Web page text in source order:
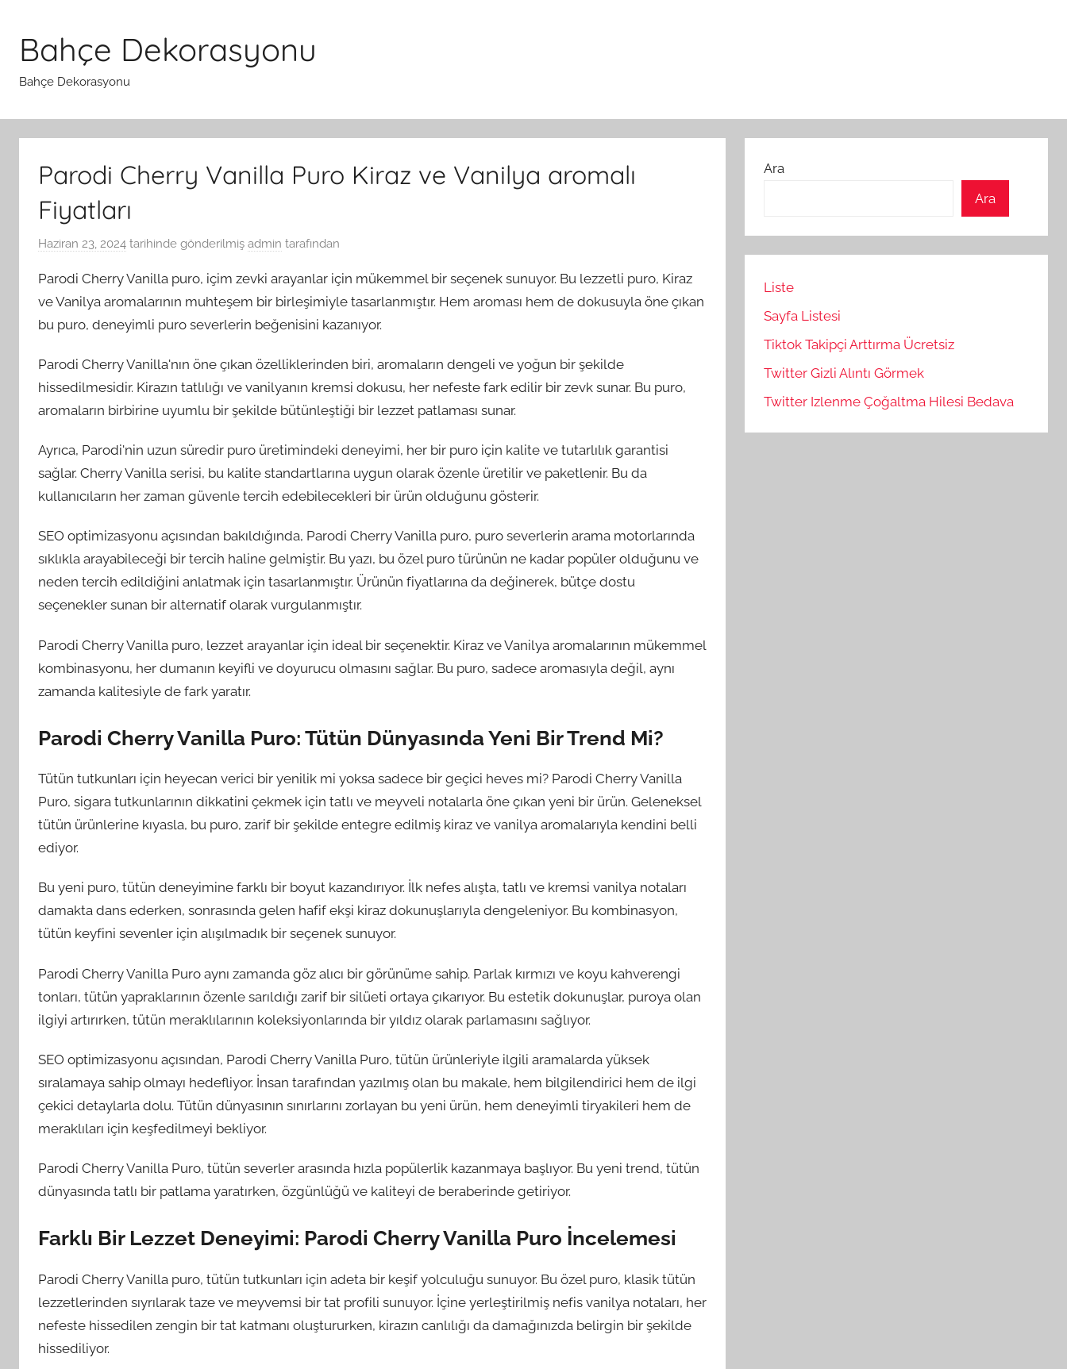
Bahçe Dekorasyonu
Bahçe Dekorasyonu
Parodi Cherry Vanilla Puro Kiraz ve Vanilya aromalı
Fiyatları
Haziran 23, 2024 tarihinde gönderilmiş admin tarafından
Parodi Cherry Vanilla puro, içim zevki arayanlar için mükemmel bir seçenek sunuyor. Bu lezzetli puro, Kiraz
ve Vanilya aromalarının muhteşem bir birleşimiyle tasarlanmıştır. Hem aroması hem de dokusuyla öne çıkan
bu puro, deneyimli puro severlerin beğenisini kazanıyor.
Parodi Cherry Vanilla'nın öne çıkan özelliklerinden biri, aromaların dengeli ve yoğun bir şekilde
hissedilmesidir. Kirazın tatlılığı ve vanilyanın kremsi dokusu, her nefeste fark edilir bir zevk sunar. Bu puro,
aromaların birbirine uyumlu bir şekilde bütünleştiği bir lezzet patlaması sunar.
Ayrıca, Parodi'nin uzun süredir puro üretimindeki deneyimi, her bir puro için kalite ve tutarlılık garantisi
sağlar. Cherry Vanilla serisi, bu kalite standartlarına uygun olarak özenle üretilir ve paketlenir. Bu da
kullanıcıların her zaman güvenle tercih edebilecekleri bir ürün olduğunu gösterir.
SEO optimizasyonu açısından bakıldığında, Parodi Cherry Vanilla puro, puro severlerin arama motorlarında
sıklıkla arayabileceği bir tercih haline gelmiştir. Bu yazı, bu özel puro türünün ne kadar popüler olduğunu ve
neden tercih edildiğini anlatmak için tasarlanmıştır. Ürünün fiyatlarına da değinerek, bütçe dostu
seçenekler sunan bir alternatif olarak vurgulanmıştır.
Parodi Cherry Vanilla puro, lezzet arayanlar için ideal bir seçenektir. Kiraz ve Vanilya aromalarının mükemmel
kombinasyonu, her dumanın keyifli ve doyurucu olmasını sağlar. Bu puro, sadece aromasıyla değil, aynı
zamanda kalitesiyle de fark yaratır.
Parodi Cherry Vanilla Puro: Tütün Dünyasında Yeni Bir Trend Mi?
Tütün tutkunları için heyecan verici bir yenilik mi yoksa sadece bir geçici heves mi? Parodi Cherry Vanilla
Puro, sigara tutkunlarının dikkatini çekmek için tatlı ve meyveli notalarla öne çıkan yeni bir ürün. Geleneksel
tütün ürünlerine kıyasla, bu puro, zarif bir şekilde entegre edilmiş kiraz ve vanilya aromalarıyla kendini belli
ediyor.
Bu yeni puro, tütün deneyimine farklı bir boyut kazandırıyor. İlk nefes alışta, tatlı ve kremsi vanilya notaları
damakta dans ederken, sonrasında gelen hafif ekşi kiraz dokunuşlarıyla dengeleniyor. Bu kombinasyon,
tütün keyfini sevenler için alışılmadık bir seçenek sunuyor.
Parodi Cherry Vanilla Puro aynı zamanda göz alıcı bir görünüme sahip. Parlak kırmızı ve koyu kahverengi
tonları, tütün yapraklarının özenle sarıldığı zarif bir silüeti ortaya çıkarıyor. Bu estetik dokunuşlar, puroya olan
ilgiyi artırırken, tütün meraklılarının koleksiyonlarında bir yıldız olarak parlamasını sağlıyor.
SEO optimizasyonu açısından, Parodi Cherry Vanilla Puro, tütün ürünleriyle ilgili aramalarda yüksek
sıralamaya sahip olmayı hedefliyor. İnsan tarafından yazılmış olan bu makale, hem bilgilendirici hem de ilgi
çekici detaylarla dolu. Tütün dünyasının sınırlarını zorlayan bu yeni ürün, hem deneyimli tiryakileri hem de
meraklıları için keşfedilmeyi bekliyor.
Parodi Cherry Vanilla Puro, tütün severler arasında hızla popülerlik kazanmaya başlıyor. Bu yeni trend, tütün
dünyasında tatlı bir patlama yaratırken, özgünlüğü ve kaliteyi de beraberinde getiriyor.
Farklı Bir Lezzet Deneyimi: Parodi Cherry Vanilla Puro İncelemesi
Parodi Cherry Vanilla puro, tütün tutkunları için adeta bir keşif yolculuğu sunuyor. Bu özel puro, klasik tütün
lezzetlerinden sıyrılarak taze ve meyvemsi bir tat profili sunuyor. İçine yerleştirilmiş nefis vanilya notaları, her
nefeste hissedilen zengin bir tat katmanı oluştururken, kirazın canlılığı da damağınızda belirgin bir şekilde
hissediliyor.
Ara
Ara
Liste
Sayfa Listesi
Tiktok Takipçi Arttırma Ücretsiz
Twitter Gizli Alıntı Görmek
Twitter Izlenme Çoğaltma Hilesi Bedava